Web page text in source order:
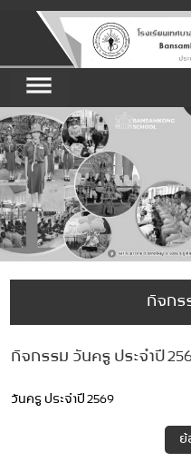
กิจกร
กิจกรรม วันครู ประจำปี
วันครู ประจำปี 2569